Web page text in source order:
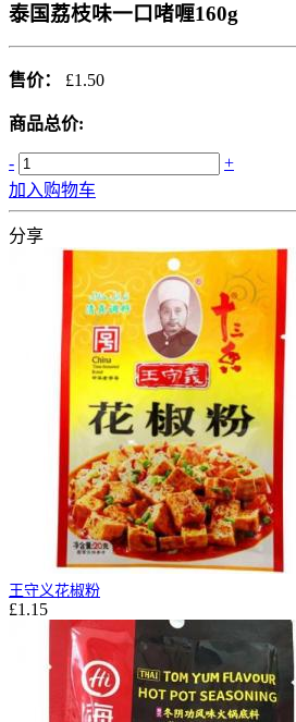
泰国荔枝味一口啫喱160g
售价： £1.50
商品总价:
-
+
加入购物车
分享
王守义花椒粉
£1.15